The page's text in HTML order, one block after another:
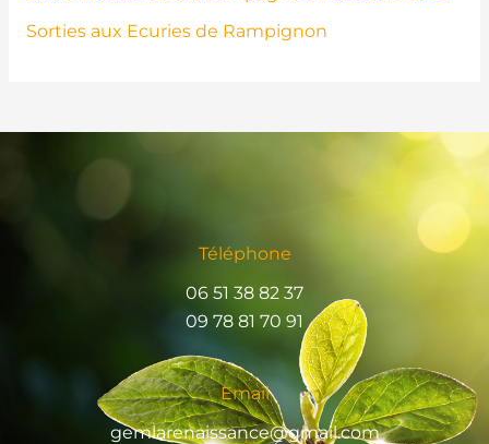
Sorties aux Ecuries de Rampignon
Téléphone
06 51 38 82 37
09 78 81 70 91
Email
gemlarenaissance@gmail.com